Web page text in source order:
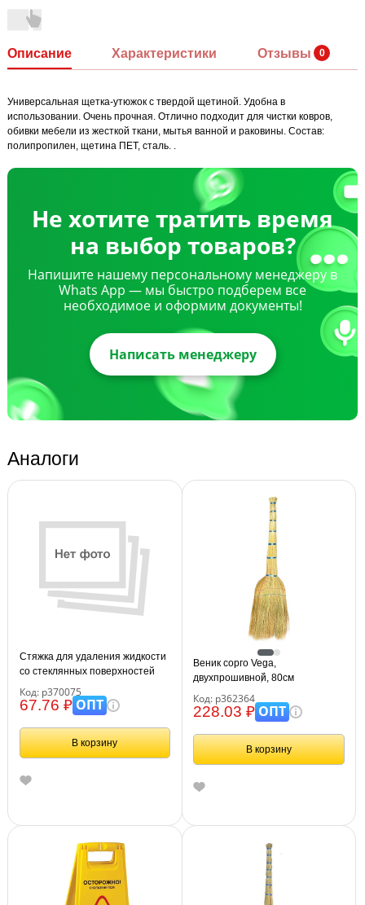
Описание Характеристики Отзывы
Универсальная щетка-утюжок с твердой щетиной. Удобна в
использовании. Очень прочная. Отлично подходит для чистки ковров,
обивки мебели из жесткой ткани, мытья ванной и раковины. Состав:
полипропилен, щетина ПЕТ, сталь. .
Не хотите тратить время
на выбор товаров?
Напишите нашему персональному менеджеру в
Whats App — мы быстро подберем все
необходимое и оформим документы!
Написать менеджеру
Аналоги
Стяжка для удаления жидкости
со стеклянных поверхностей
пластик.
Код: р370075
67.76 ₽ОПТ
В корзину
Веник сорго Vega,
двухпрошивной, 80см
Код: р362364
228.03 ₽ОПТ
В корзину